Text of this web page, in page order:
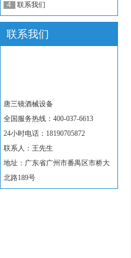
4
联系我们
联系我们
唐三镜酒械设备
全国服务热线：400-037-6613
24小时电话：18190705872
联系人：王先生
地址：广东省广州市番禺区市桥大
北路189号